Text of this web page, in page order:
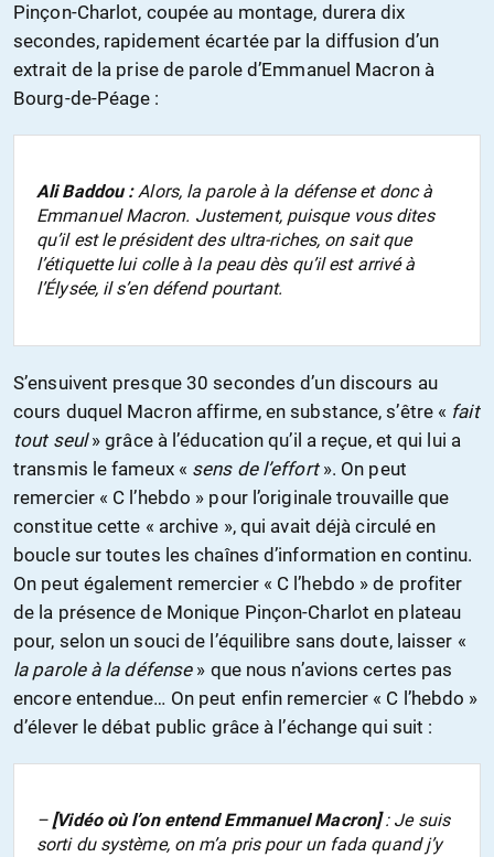
Pinçon-Charlot, coupée au montage, durera dix
secondes, rapidement écartée par la diffusion d’un
extrait de la prise de parole d’Emmanuel Macron à
Bourg-de-Péage :
Ali Baddou :Alors, la parole à la défense et donc à
Emmanuel Macron. Justement, puisque vous dites
qu’il est le président des ultra-riches, on sait que
l’étiquette lui colle à la peau dès qu’il est arrivé à
l’Élysée, il s’en défend pourtant.
S’ensuivent presque 30 secondes d’un discours au
cours duquel Macron affirme, en substance, s’être « fait
tout seul» grâce à l’éducation qu’il a reçue, et qui lui a
transmis le fameux « sens de l’effort». On peut
remercier « C l’hebdo » pour l’originale trouvaille que
constitue cette « archive », qui avait déjà circulé en
boucle sur toutes les chaînes d’information en continu.
On peut également remercier « C l’hebdo » de profiter
de la présence de Monique Pinçon-Charlot en plateau
pour, selon un souci de l’équilibre sans doute, laisser «
la parole à la défense» que nous n’avions certes pas
encore entendue… On peut enfin remercier « C l’hebdo »
d’élever le débat public grâce à l’échange qui suit :
– [Vidéo où l’on entend Emmanuel Macron]: Je suis
sorti du système, on m’a pris pour un fada quand j’y